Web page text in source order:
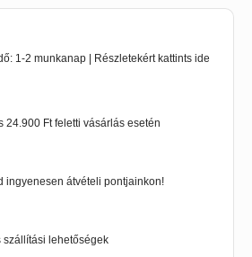
1-2 munkanap | Részletekért kattints ide
24.900 Ft feletti vásárlás esetén
ingyenesen átvételi pontjainkon!
szállítási lehetőségek